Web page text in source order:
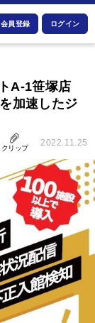
会員登録 ログイン
A-1笹塚店
加速したジ
クリップ
2022.11.25